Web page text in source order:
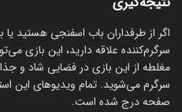
اگر از طرفداران باب اسفنجی هستید یا
سرگرم‌کننده علاقه دارید، این بازی
مغلطه از این بازی در فضایی شاد و
سرگرم می‌شوید. تمام ویدیوهای این
صفحه درج شده است.